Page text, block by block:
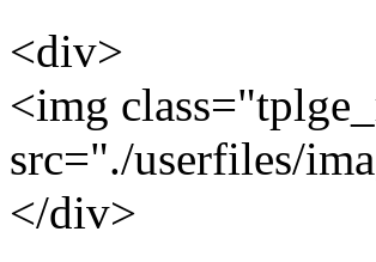
<div>
<img
src="./userfiles/
</div>